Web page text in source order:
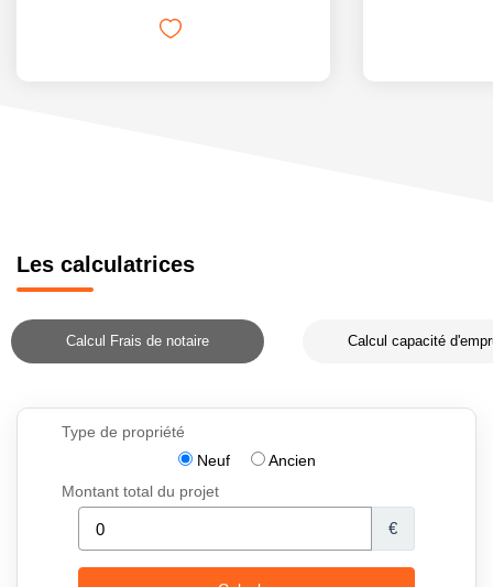
Les calculatrices
Calcul Frais de notaire Calcul capacité